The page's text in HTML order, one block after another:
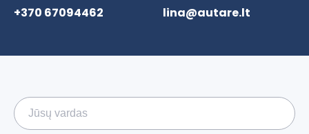
+370 67094462 lina@autare.lt